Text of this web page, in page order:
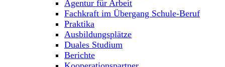
Agentur für Arbeit
Fachkraft im Übergang Schule-Beruf
Praktika
Ausbildungsplätze
Duales Studium
Berichte